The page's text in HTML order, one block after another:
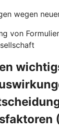
wegen
von